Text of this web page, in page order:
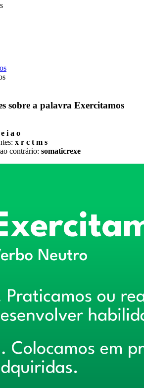
sobre a palavra Exercitamos
e i a o
x r c t m s
contrário: somaticrexe